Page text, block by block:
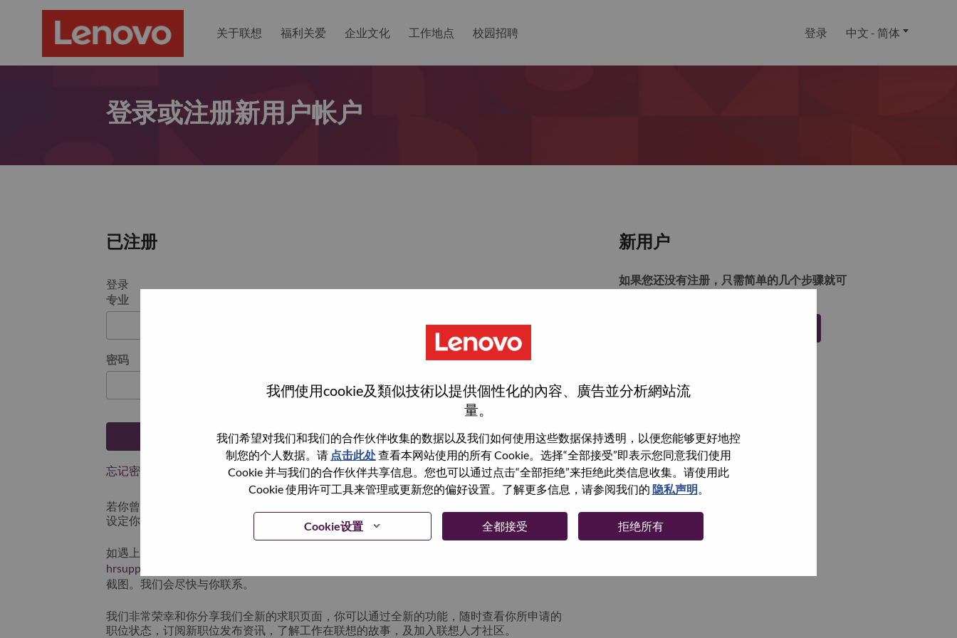
我們使用cookie及類似技術以提供個性化的內容、廣告並分析網站流
量。
我们希望对我们和我们的合作伙伴收集的数据以及我们如何使用这些数据保持透明，以便您能够更好地控
制您的个人数据。请 点击此处查看本网站使用的所有 Cookie。选择“全部接受”即表示您同意我们使用
Cookie 并与我们的合作伙伴共享信息。您也可以通过点击“全部拒绝”来拒绝此类信息收集。请使用此
Cookie 使用许可工具来管理或更新您的偏好设置。了解更多信息，请参阅我们的 隐私声明。
Cookie设置 全都接受 拒绝所有
关于联想 福利关爱 企业文化 工作地点 校园招聘 登录 中文 - 简体
登录或注册新用户帐户
已注册
登录
专业
密码
登陆
忘记密码了？
若你曾近期申请过我们的职位，你的电子邮箱将留存于系统中；你可以选择“忘记密码”重新
设定你的登入资料。
如遇上登录问题或无法注册为新用户时，请联系我们的人力资源团队
hrsupport@lenovo.com
截图。我们会尽快与你联系。
我们非常荣幸和你分享我们全新的求职页面，你可以通过全新的功能，随时查看你所申请的
职位状态，订阅新职位发布资讯，了解工作在联想的故事，及加入联想人才社区。
新用户
如果您还没有注册，只需简单的几个步骤就可